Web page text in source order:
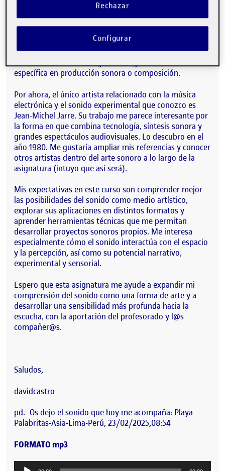
manera autodidacta a tocar la guitarra, tanto clásica
como eléctrica. Otro de los componentes del sonido que
me atrae es cómo los pueblos se expresan y transmiten
experiencias, vivencias y expectativas, a través solo del
sonido y sin recurrir a elementos visuales en dos o tres
específica en producción sonora o composición.
Por ahora, el único artista relacionado con la música
electrónica y el sonido experimental que conozco es
Jean-Michel Jarre. Su trabajo me parece interesante por
la forma en que combina tecnología, síntesis sonora y
grandes espectáculos audiovisuales. Lo descubro en el
año 1980. Me gustaría ampliar mis referencias y conocer
otros artistas dentro del arte sonoro a lo largo de la
asignatura (intuyo que así será).
Mis expectativas en este curso son comprender mejor
las posibilidades del sonido como medio artístico,
explorar sus aplicaciones en distintos formatos y
aprender herramientas técnicas que me permitan
desarrollar proyectos sonoros propios. Me interesa
especialmente cómo el sonido interactúa con el espacio
y la percepción, así como su potencial narrativo,
experimental y sensorial.
Espero que esta asignatura me ayude a expandir mi
comprensión del sonido como una forma de arte y a
desarrollar una sensibilidad más profunda hacia la
escucha, con la aportación del profesorado y l@s
compañer@s.
Saludos,
davidcastro
pd.- Os dejo el sonido que hoy me acompaña: Playa
Palabritas-Asia-Lima-Perú, 23/02/2025,08:54
FORMATO mp3
Reproductor
Rechazar
Configurar